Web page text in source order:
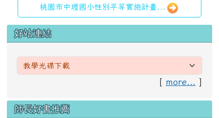
桃園市中壢國小性別平等實施計畫...
左邊區域內容
好站連結
[ more... ]
右邊區域內容
師長好書推薦